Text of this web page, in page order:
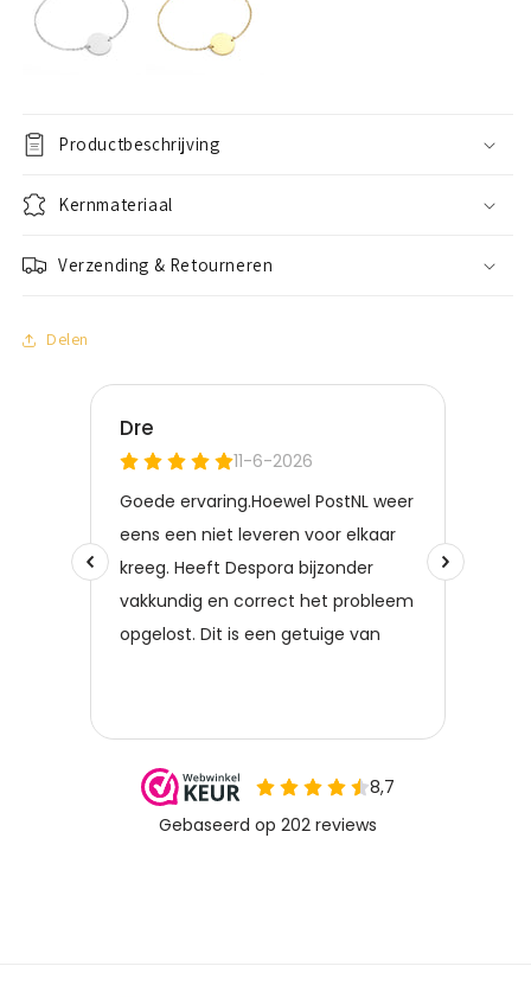
Productbeschrijving
Kernmateriaal
Verzending & Retourneren
Delen